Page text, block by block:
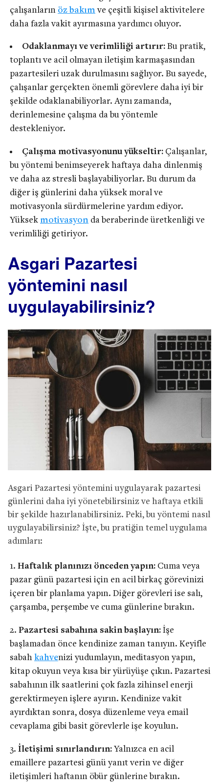
çalışanların öz bakımve çeşitli kişisel aktivitelere
daha fazla vakit ayırmasına yardımcı oluyor.
Odaklanmayı ve verimliliği artırır: Bu pratik,
toplantı ve acil olmayan iletişim karmaşasından
pazartesileri uzak durulmasını sağlıyor. Bu sayede,
çalışanlar gerçekten önemli görevlere daha iyi bir
şekilde odaklanabiliyorlar. Aynı zamanda,
derinlemesine çalışma da bu yöntemle
destekleniyor.
Çalışma motivasyonunu yükseltir: Çalışanlar,
bu yöntemi benimseyerek haftaya daha dinlenmiş
ve daha az stresli başlayabiliyorlar. Bu durum da
diğer iş günlerini daha yüksek moral ve
motivasyonla sürdürmelerine yardım ediyor.
Yüksek motivasyon da beraberinde üretkenliği ve
verimliliği getiriyor.
Asgari Pazartesi
yöntemini nasıl
uygulayabilirsiniz?
Asgari Pazartesi yöntemini uygulayarak pazartesi
günlerini daha iyi yönetebilirsiniz ve haftaya etkili
bir şekilde hazırlanabilirsiniz. Peki, bu yöntemi nasıl
uygulayabilirsiniz? İşte, bu pratiğin temel uygulama
adımları:
Haftalık planınızı önceden yapın: Cuma veya
pazar günü pazartesi için en acil birkaç görevinizi
içeren bir planlama yapın. Diğer görevleri ise salı,
çarşamba, perşembe ve cuma günlerine bırakın.
Pazartesi sabahına sakin başlayın: İşe
başlamadan önce kendinize zaman tanıyın. Keyifle
sabah kahvenizi yudumlayın, meditasyon yapın,
kitap okuyun veya kısa bir yürüyüşe çıkın. Pazartesi
sabahının ilk saatlerini çok fazla zihinsel enerji
gerektirmeyen işlere ayırın. Kendinize vakit
ayırdıktan sonra, dosya düzenleme veya email
cevaplama gibi basit görevlerle işe koyulun.
İletişimi sınırlandırın: Yalnızca en acil
emaillere pazartesi günü yanıt verin ve diğer
iletişimleri haftanın öbür günlerine bırakın.